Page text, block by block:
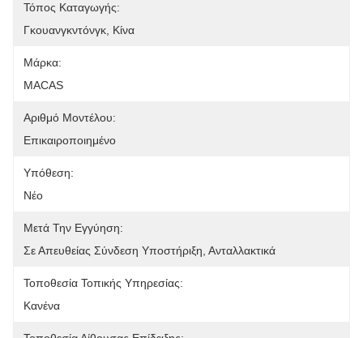
Τόπος Καταγωγής:
Γκουανγκντόνγκ, Κίνα
Μάρκα:
MACAS
Αριθμό Μοντέλου:
Επικαιροποιημένο
Υπόθεση:
Νέο
Μετά Την Εγγύηση:
Σε Απευθείας Σύνδεση Υποστήριξη, Ανταλλακτικά
Τοποθεσία Τοπικής Υπηρεσίας:
Κανένα